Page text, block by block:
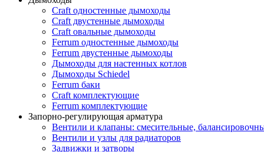
Craft одностенные дымоходы
Craft двустенные дымоходы
Craft овальные дымоходы
Ferrum одностенные дымоходы
Ferrum двустенные дымоходы
Дымоходы для настенных котлов
Дымоходы Schiedel
Ferrum баки
Craft комплектующие
Ferrum комплектующие
Запорно-регулирующая арматура
Вентили и клапаны: смесительные,
Вентили и узлы для радиаторов
Задвижки и затворы